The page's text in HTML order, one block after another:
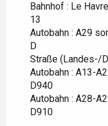
Bahnhof : Le
13
Autobahn : A29
D
Straße (Landes-/
Autobahn : A13-
D940
Autobahn : A28-
D910